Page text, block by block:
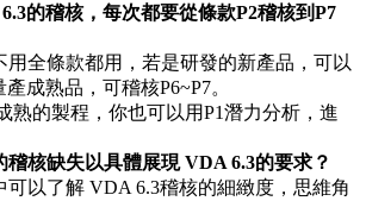
的稽核，每次都要從條款P2稽核到P7
全條款都用，若是研發的新產品，可以
成熟品，可稽核P6~P7。
熟的製程，你也可以用P1潛力分析，進
稽核缺失以具體展現 VDA 6.3的要求？
以了解 VDA 6.3稽核的細緻度，思維角